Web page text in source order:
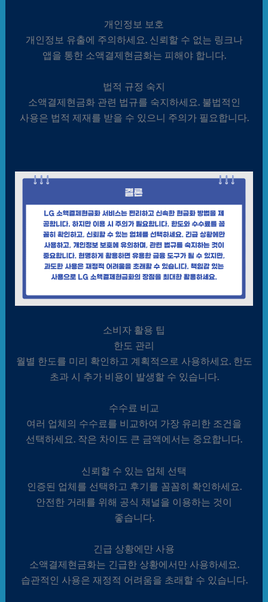
개인정보 보호
개인정보 유출에 주의하세요. 신뢰할 수 없는 링크나
앱을 통한 소액결제현금화는 피해야 합니다.
법적 규정 숙지
소액결제현금화 관련 법규를 숙지하세요. 불법적인
사용은 법적 제재를 받을 수 있으니 주의가 필요합니다.
소비자 활용 팁
한도 관리
월별 한도를 미리 확인하고 계획적으로 사용하세요. 한도
초과 시 추가 비용이 발생할 수 있습니다.
수수료 비교
여러 업체의 수수료를 비교하여 가장 유리한 조건을
선택하세요. 작은 차이도 큰 금액에서는 중요합니다.
신뢰할 수 있는 업체 선택
인증된 업체를 선택하고 후기를 꼼꼼히 확인하세요.
안전한 거래를 위해 공식 채널을 이용하는 것이
좋습니다.
긴급 상황에만 사용
소액결제현금화는 긴급한 상황에서만 사용하세요.
습관적인 사용은 재정적 어려움을 초래할 수 있습니다.